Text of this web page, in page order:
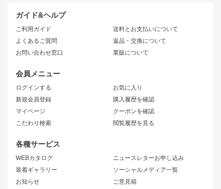
ガイド&ヘルプ
ご利用ガイド
よくあるご質問
お問い合わせ窓口
送料とお支払いについて
返品・交換について
業販について
会員メニュー
ログインする
新規会員登録
マイページ
こだわり検索
お気に入り
購入履歴を確認
クーポンを確認
閲覧履歴を見る
各種サービス
WEBカタログ
装着ギャラリー
お知らせ
ニュースレターお申し込み
ソーシャルメディア一覧
ご意見箱
JZX90 CHASER
JZX110 MARK II
JZX100 MARK II
JZX90 MARK II
トレノ
マークX
アリスト
ソアラ
アルテッツァ
ニッサン
S15 シルビア
S14 シルビア 後期
S13 シルビア
180SX
シルエイティ
ワンビア
ローレル
セフィーロ
キャラバン
エアロシリーズ
ドリフトライン
風神
雷神
レーシングライン
アタックライン
ストリームライン
リアウイング
ジムニーパーツ
ホイール